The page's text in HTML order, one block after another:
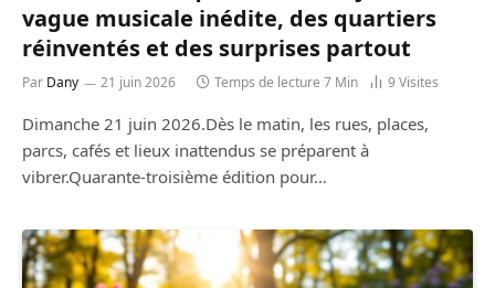
vague musicale inédite, des quartiers
réinventés et des surprises partout
Par Dany 21 juin 2026 Temps de lecture 7 Min 9 Visites
Dimanche 21 juin 2026.Dès le matin, les rues, places,
parcs, cafés et lieux inattendus se préparent à
vibrer.Quarante-troisième édition pour…